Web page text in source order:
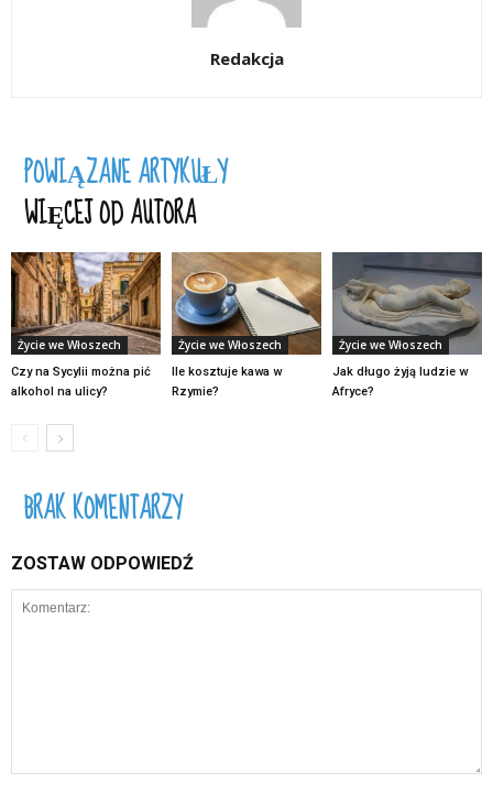
Redakcja
POWIĄZANE ARTYKUŁY
WIĘCEJ OD AUTORA
Życie we Włoszech
Czy na Sycylii można pić
alkohol na ulicy?
Życie we Włoszech
Ile kosztuje kawa w
Rzymie?
Życie we Włoszech
Jak długo żyją ludzie w
Afryce?
BRAK KOMENTARZY
ZOSTAW ODPOWIEDŹ